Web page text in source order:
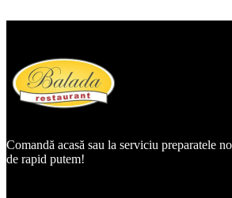
Comandă acasă sau la serviciu preparatele
de rapid putem!